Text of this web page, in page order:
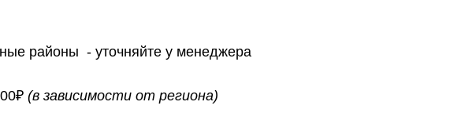
районы - уточняйте у менеджера
(в зависимости от региона)